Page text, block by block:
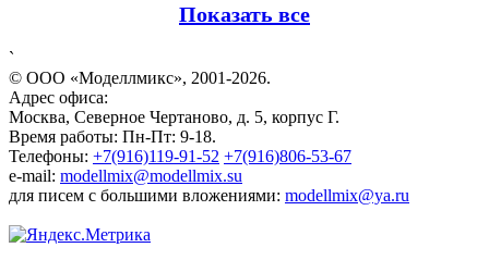
Показать все
`
© ООО «Моделлмикс», 2001-2026.
Адрес офиса:
Москва, Северное Чертаново, д. 5, корпус Г.
Время работы: Пн-Пт: 9-18.
Телефоны: +7(916)119-91-52 +7(916)806-53-67
e-mail: modellmix@modellmix.su
для писем с большими вложениями: modellmix@ya.ru